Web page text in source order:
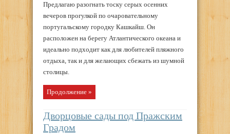
Предлагаю разогнать тоску серых осенних
вечеров прогулкой по очаровательному
португальскому городку Кашкайш. Он
расположен на берегу Атлантического океана и
идеально подходит как для любителей пляжного
отдыха, так и для желающих сбежать из шумной
столицы.
Продолжение »
Дворцовые сады под Пражским
Градом